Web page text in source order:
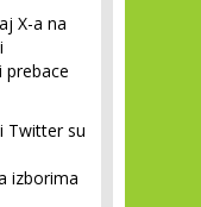
X-a na
prebace
Twitter su
izborima